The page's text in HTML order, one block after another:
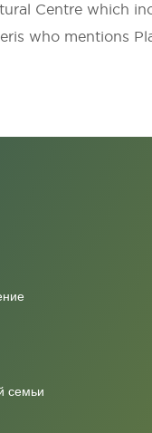
Centre which
who mentions
семьи